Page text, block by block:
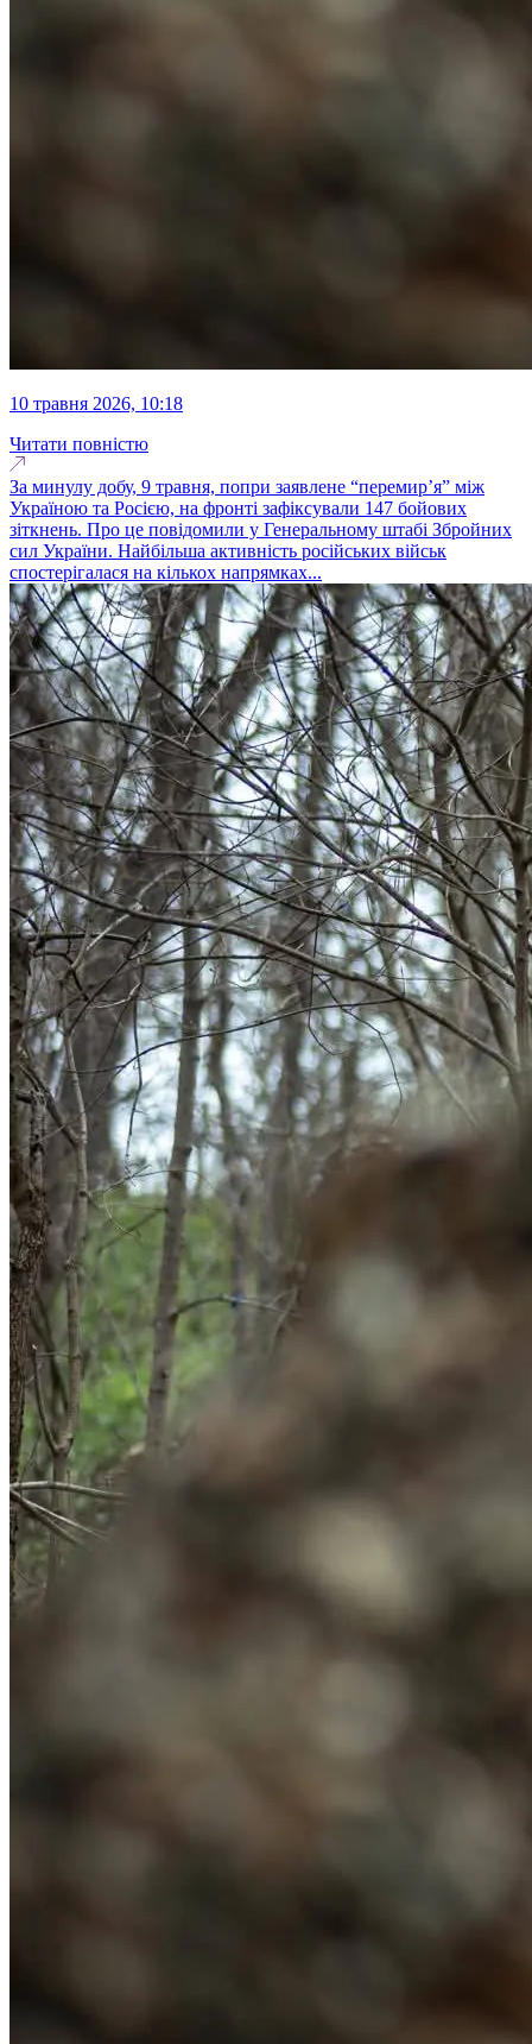
10 травня 2026, 10:18
Читати повністю
За минулу добу, 9 травня, попри заявлене “перемир’я” між
Україною та Росією, на фронті зафіксували 147 бойових
зіткнень. Про це повідомили у Генеральному штабі Збройних
сил України. Найбільша активність російських військ
спостерігалася на кількох напрямках...